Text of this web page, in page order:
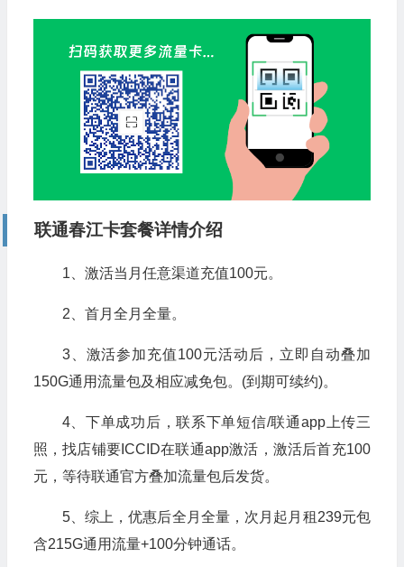
联通春江卡套餐详情介绍
1、激活当月任意渠道充值100元。
2、首月全月全量。
3、激活参加充值100元活动后，立即自动叠加
150G通用流量包及相应减免包。(到期可续约)。
4、下单成功后，联系下单短信/联通app上传三
照，找店铺要ICCID在联通app激活，激活后首充100
元，等待联通官方叠加流量包后发货。
5、综上，优惠后全月全量，次月起月租239元包
含215G通用流量+100分钟通话。